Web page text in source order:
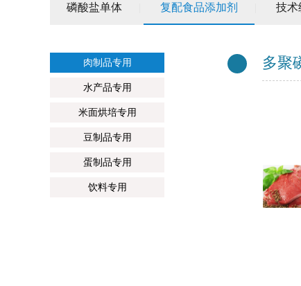
磷酸盐单体 复配食品添加剂 技术
肉制品专用
水产品专用
米面烘培专用
豆制品专用
蛋制品专用
饮料专用
多聚